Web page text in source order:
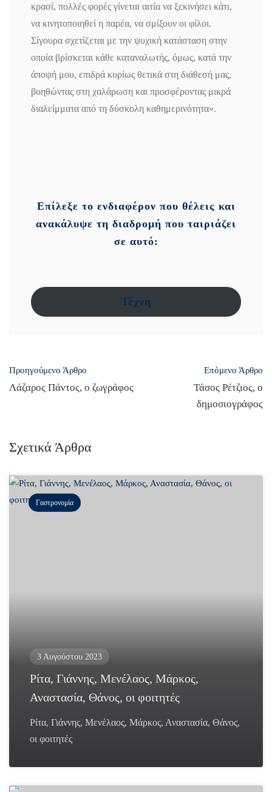
κρασί, πολλές φορές γίνεται αιτία να ξεκινήσει κάτι,
να κινητοποιηθεί η παρέα, να σμίξουν οι φίλοι.
Σίγουρα σχετίζεται με την ψυχική κατάσταση στην
οποία βρίσκεται κάθε καταναλωτής, όμως, κατά την
άποψή μου, επιδρά κυρίως θετικά στη διάθεσή μας,
βοηθώντας στη χαλάρωση και προσφέροντας μικρά
διαλείμματα από τη δύσκολη καθημερινότητα».
Επίλεξε το ενδιαφέρον που θέλεις και
ανακάλυψε τη διαδρομή που ταιριάζει
σε αυτό:
Τέχνη
Post
navigation
Προηγούμενο Άρθρο
Λάζαρος Πάντος, ο ζωγράφος
Επόμενο Άρθρο
Τάσος Ρέτζιος, ο
δημοσιογράφος
Σχετικά Άρθρα
Γαστρονομία
3 Αυγούστου 2023
Ρίτα, Γιάννης, Μενέλαος, Μάρκος,
Αναστασία, Θάνος, οι φοιτητές
Ρίτα, Γιάννης, Μενέλαος, Μάρκος, Αναστασία, Θάνος,
οι φοιτητές